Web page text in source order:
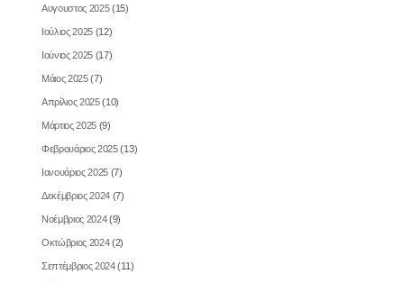
Αυγουστος 2025(15)
Ιούλιος 2025 (12)
Ιούνιος 2025 (17)
Μάιος 2025(7)
Απρίλιος 2025(10)
Μάρτιος 2025 (9)
Φεβρουάριος 2025(13)
Ιανουάριος 2025 (7)
Δεκέμβριος 2024 (7)
Νοέμβριος 2024(9)
Οκτώβριος 2024(2)
Σεπτέμβριος 2024(11)